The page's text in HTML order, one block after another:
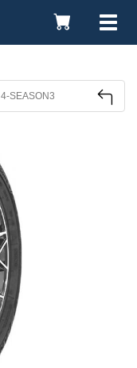
Toggle
Cart
4-SEASON3